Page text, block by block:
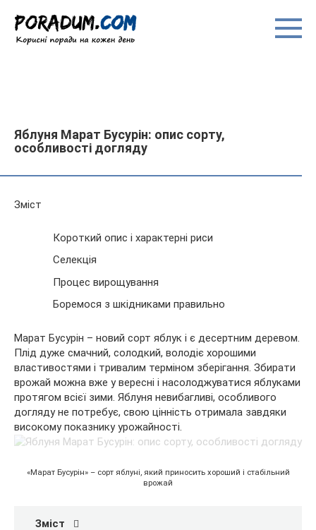
вмісту
Яблуня Марат Бусурін: опис сорту,
особливості догляду
Зміст
Короткий опис і характерні риси
Селекція
Процес вирощування
Боремося з шкідниками правильно
Марат Бусурін – новий сорт яблук і є десертним деревом.
Плід дуже смачний, солодкий, володіє хорошими
властивостями і тривалим терміном зберігання. Збирати
врожай можна вже у вересні і насолоджуватися яблуками
протягом всієї зими. Яблуня невибагливі, особливого
догляду не потребує, свою цінність отримала завдяки
високому показнику урожайності.
«Марат Бусурін» – сорт яблуні, який приносить хороший і стабільний
врожай
Зміст